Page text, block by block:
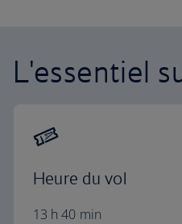
L'essentiel
Heure du vol
13 h 40 min